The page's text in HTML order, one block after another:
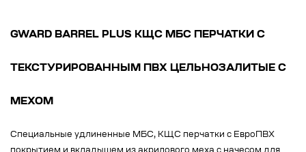
GWARD BARREL PLUS КЩС МБС ПЕРЧАТКИ С
ТЕКСТУРИРОВАННЫМ ПВХ ЦЕЛЬНОЗАЛИТЫЕ С
МЕХОМ
Специальные удлиненные МБС, КЩС перчатки с ЕвроПВХ